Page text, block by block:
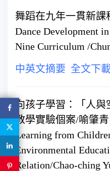
舞蹈在九年一貫新課
Dance Development
Nine Curriculum /
中英文摘要 全文下
向孩子學習：「人
教學實驗個案/喻肇青
Learning from
Environmental
Relation/Chao-ching